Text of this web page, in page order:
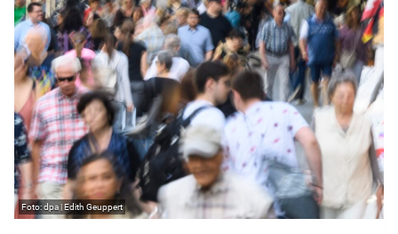
dpa | Edith Geuppert